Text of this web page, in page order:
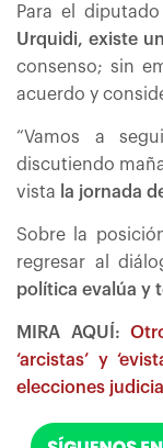
Para el
Urquidi, existe
consenso; sin
acuerdo y
“Vamos a
discutiendo
vista la jornada
Sobre la
regresar al
política evalúa y
MIRA AQUÍ:
‘arcistas’ y
elecciones